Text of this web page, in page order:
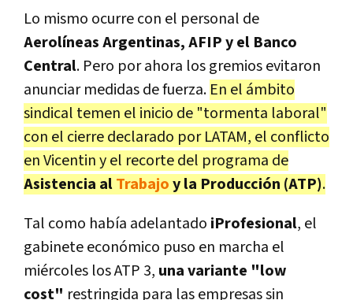
Lo mismo ocurre con el personal de
Aerolíneas Argentinas, AFIP y el Banco
Central. Pero por ahora los gremios evitaron
anunciar medidas de fuerza. En el ámbito
sindical temen el inicio de "tormenta laboral"
con el cierre declarado por LATAM, el conflicto
en Vicentin y el recorte del programa de
Asistencia alTrabajoy la Producción (ATP).
Tal como había adelantado iProfesional, el
gabinete económico puso en marcha el
miércoles los ATP 3, una variante "low
cost" restringida para las empresas sin